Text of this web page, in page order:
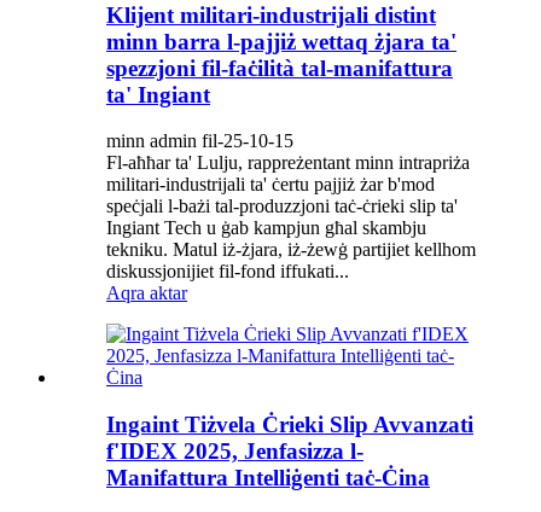
Klijent militari-industrijali distint
minn barra l-pajjiż wettaq żjara ta'
spezzjoni fil-faċilità tal-manifattura
ta' Ingiant
minn admin fil-25-10-15
Fl-aħħar ta' Lulju, rappreżentant minn intrapriża
militari-industrijali ta' ċertu pajjiż żar b'mod
speċjali l-bażi tal-produzzjoni taċ-ċrieki slip ta'
Ingiant Tech u ġab kampjun għal skambju
tekniku. Matul iż-żjara, iż-żewġ partijiet kellhom
diskussjonijiet fil-fond iffukati...
Aqra aktar
Ingaint Tiżvela Ċrieki Slip Avvanzati
f'IDEX 2025, Jenfasizza l-
Manifattura Intelliġenti taċ-Ċina